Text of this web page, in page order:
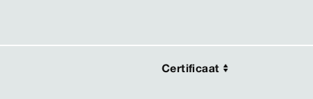
Certificaat
Certificaat